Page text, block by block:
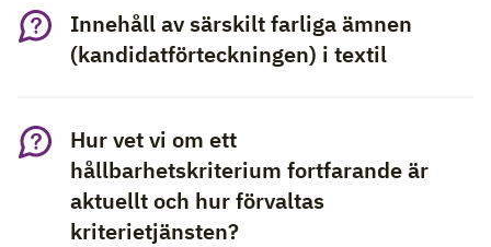
Innehåll av särskilt farliga ämnen
(kandidatförteckningen) i textil
Hur vet vi om ett
hållbarhetskriterium fortfarande är
aktuellt och hur förvaltas
kriterietjänsten?